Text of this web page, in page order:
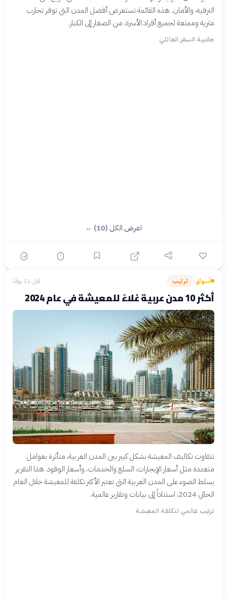
الترفيه، والأمان. هذه القائمة تستعرض أفضل المدن التي توفر تجارب
مثرية وممتعة لجميع أفراد الأسرة، من الصغار إلى الكبار.
جاذبية السفر العائلي
اعرض الكل (10) ←
أسواق› ترتيب قبل 11 يومًا
أكثر 10 مدن عربية غلاءً للمعيشة في عام 2024
تتفاوت تكاليف المعيشة بشكل كبير بين المدن العربية، متأثرة بعوامل
متعددة مثل أسعار الإيجارات، السلع والخدمات، وأسعار الوقود. هذا التقرير
يسلط الضوء على المدن العربية التي تعتبر الأكثر تكلفة للمعيشة خلال العام
الحالي 2024، استناداً إلى بيانات وتقارير عالمية.
ترتيب عالمي لتكلفة المعيشة